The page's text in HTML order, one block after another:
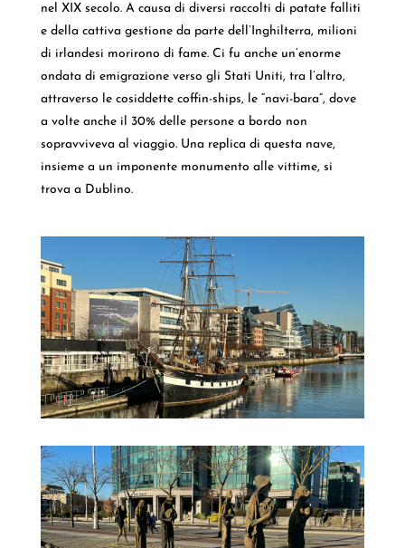
nel XIX secolo. A causa di diversi raccolti di patate falliti
e della cattiva gestione da parte dell’Inghilterra, milioni
di irlandesi morirono di fame. Ci fu anche un’enorme
ondata di emigrazione verso gli Stati Uniti, tra l’altro,
attraverso le cosiddette coffin-ships, le “navi-bara”, dove
a volte anche il 30% delle persone a bordo non
sopravviveva al viaggio. Una replica di questa nave,
insieme a un imponente monumento alle vittime, si
trova a Dublino.